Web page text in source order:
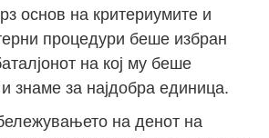
основ на критериумите и
процедури беше избран
на кој му беше
знаме за најдобра единица.
на денот на